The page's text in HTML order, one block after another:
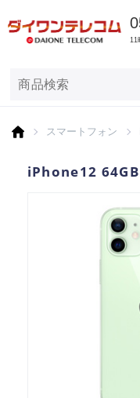
11
スマートフォン
iPhone12 64GB